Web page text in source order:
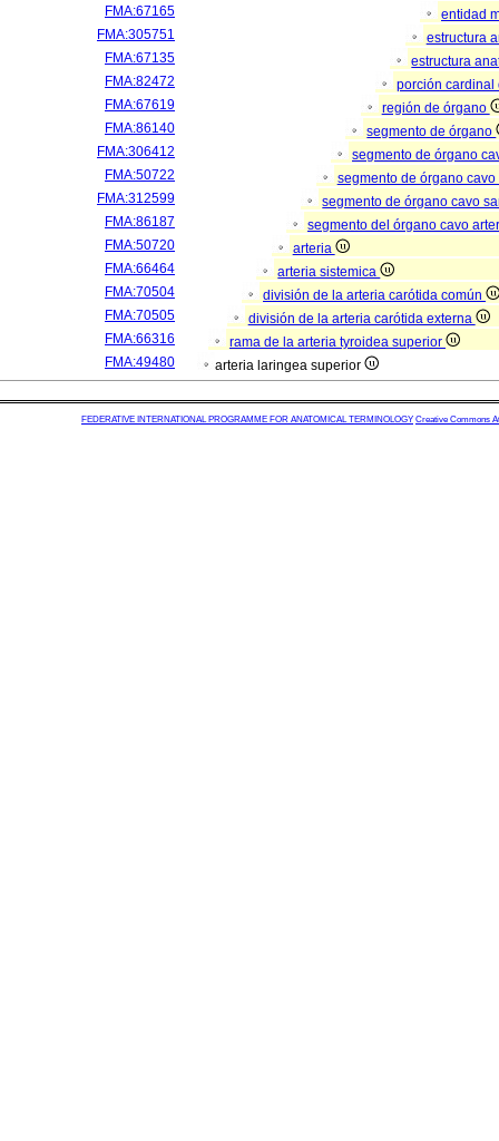
FMA:67165
entidad
FMA:305751
estructura
FMA:67135
estructura
FMA:82472
porción
FMA:67619
región de órgano
FMA:86140
segmento de órgano
FMA:306412
segmento de órgano
FMA:50722
segmento de órgano
FMA:312599
segmento de órgano cavo
FMA:86187
segmento del órgano cavo
FMA:50720
arteria
FMA:66464
arteria sistemica
FMA:70504
división de la arteria carótida común
FMA:70505
división de la arteria carótida externa
FMA:66316
rama de la arteria tyroidea superior
FMA:49480
arteria laringea superior
FEDERATIVE INTERNATIONAL PROGRAMME FOR ANATOMICAL TERMINOLOGY Creative Commons